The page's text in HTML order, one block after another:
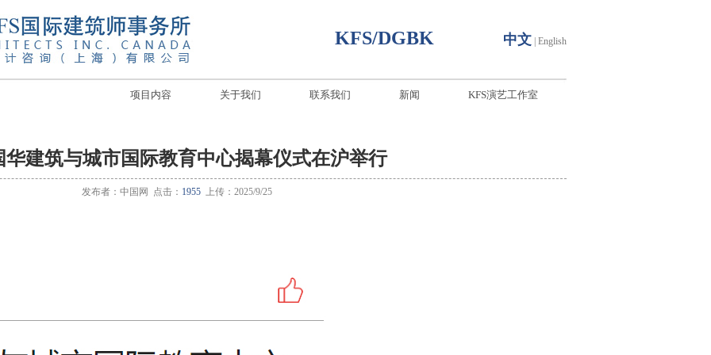
KFS/DGBK 中文 English
项目内容 关于我们 联系我们 新闻 KFS演艺工作室
华建筑与城市国际教育中心揭幕仪式在沪举行
发布者：中国网 点击： 1955上传：2025/9/25